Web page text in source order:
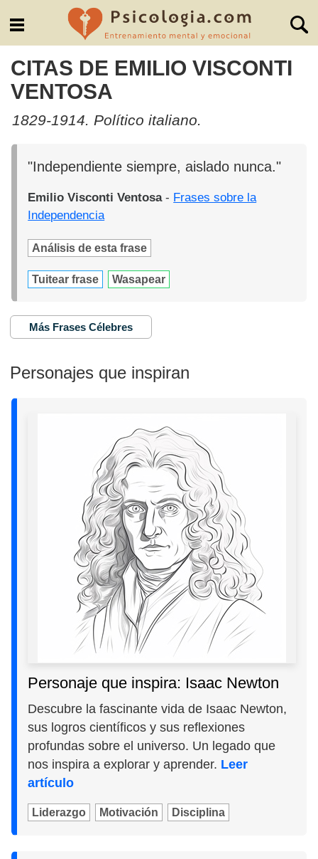
CITAS DE EMILIO VISCONTI
VENTOSA
1829-1914. Político italiano.
"Independiente siempre, aislado nunca."
Emilio Visconti Ventosa- Frases sobre la
Independencia
Análisis de esta frase
Tuitear frase Wasapear
Más Frases Célebres
Personajes que inspiran
Personaje que inspira: Isaac Newton
Descubre la fascinante vida de Isaac Newton,
sus logros científicos y sus reflexiones
profundas sobre el universo. Un legado que
nos inspira a explorar y aprender. Leer
artículo
Liderazgo Motivación Disciplina